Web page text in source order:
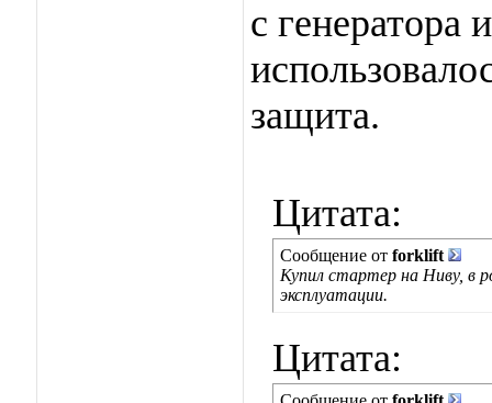
с генератора
защита.
Цитата:
Сообщение от forklift
Купил стартер на Ниву, в
эксплуатации.
Цитата: